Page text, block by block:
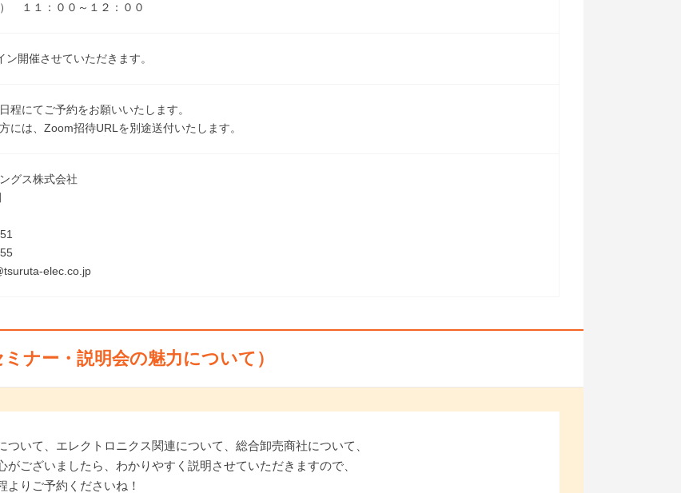
） １１：００～１２：００
開催させていただきます。
程にてご予約をお願いいたします。
には、Zoom招待URLを別途送付いたします。
グス株式会社
elec.co.jp
ナー・説明会の魅力について）
ついて、エレクトロニクス関連について、総合卸売商社について、
がございましたら、わかりやすく説明させていただきますので、
よりご予約くださいね！